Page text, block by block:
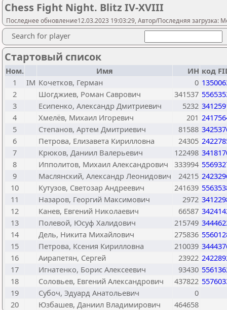
Chess Fight Night. Blitz IV-XVIII
Последнее обновление12.03.2023 19:03:29, Автор/Последняя загрузка:
Search for player
Стартовый список
Ном. Имя ИН код
1
IM Кочетков, Герман 0
2
Шогджиев, Роман Саврович 341537
3
Есипенко, Александр Дмитриевич 5232
4
Хмелёв, Михаил Игоревич 201
5
Степанов, Артем Дмитриевич 81588
6
Петрова, Елизавета Кирилловна 24305
7
Крюков, Даниил Валерьевич 122498
8
Ипполитов, Михаил Александрович 333994
9
Маслянский, Александр Леонидович 24215
10
Кутузов, Светозар Андреевич 241639
11
Назаров, Георгий Максимович 2972
12
Канев, Евгений Николаевич 66587
13
Полевой, Юсуф Халидович 215749
14
Дель, Никита Михайлович 275836
15
Петрова, Ксения Кирилловна 210039
16
Аирапетян, Сергей 23922
17
Игнатенко, Борис Алексеевич 93430
18
Соловьев, Евгений Александрович 437822
19
Субоч, Эдуард Анатольевич
0
20
Юзбашев, Даниил Владимирович 464658